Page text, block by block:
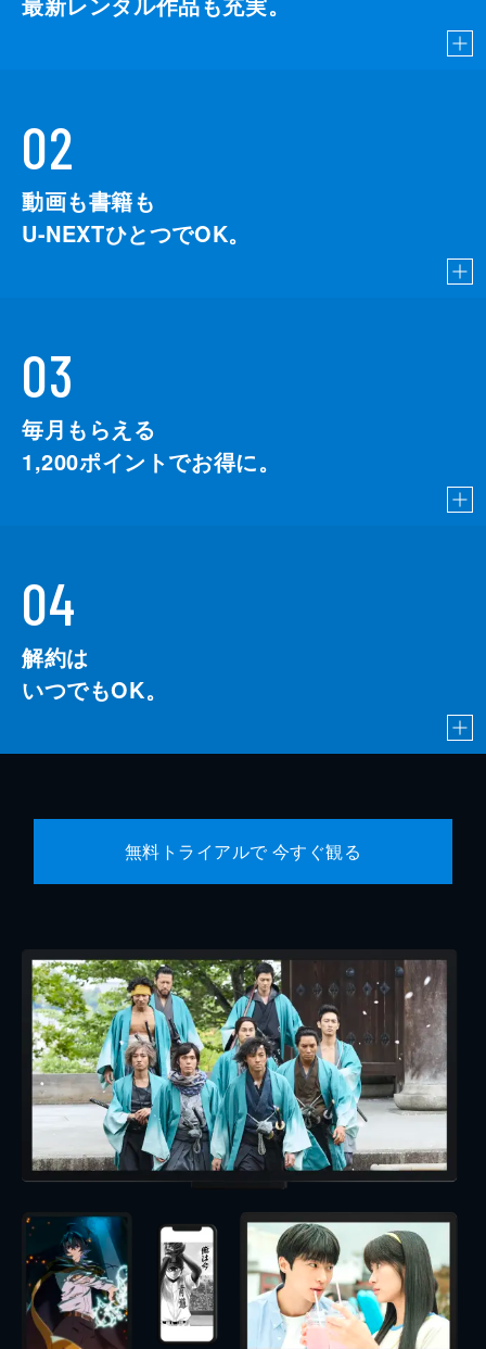
02
動画も書籍も
U-NEXTひとつでOK。
03
毎月もらえる
1,200ポイントでお得に。
04
解約は
いつでもOK。
無料トライアルで 今すぐ観る